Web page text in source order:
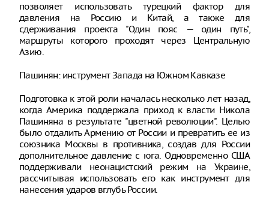
позволяет использовать турецкий фактор для
давления на Россию и Китай, а также для
сдерживания проекта "Один пояс — один путь",
маршруты которого проходят через Центральную
Азию.
Пашинян: инструмент Запада на Южном Кавказе
Подготовка к этой роли началась несколько лет назад,
когда Америка поддержала приход к власти Никола
Пашиняна в результате "цветной революции". Целью
было отдалить Армению от России и превратить ее из
союзника Москвы в противника, создав для России
дополнительное давление с юга. Одновременно США
поддерживали неонацистский режим на Украине,
рассчитывая использовать его как инструмент для
нанесения ударов вглубь России.